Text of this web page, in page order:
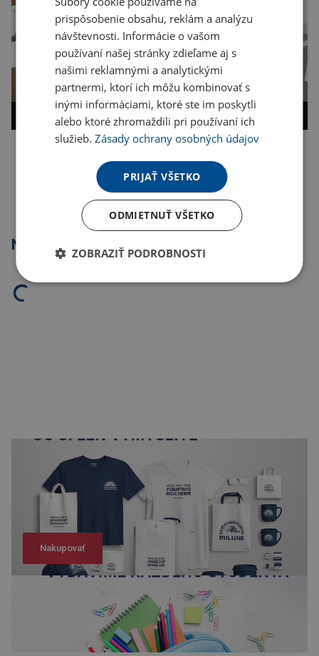
Kopírovať odkaz
Najpredávanejšie
Nakupovať
prispôsobenie obsahu, reklám a analýzu
návštevnosti. Informácie o vašom
používaní našej stránky zdieľame aj s
našimi reklamnými a analytickými
partnermi, ktorí ich môžu kombinovať s
inými informáciami, ktoré ste im poskytli
alebo ktoré zhromaždili pri používaní ich
služieb.Zásady ochrany osobných údajov
PRIJAŤ VŠETKO
ODMIETNUŤ VŠETKO
ZOBRAZIŤ PODROBNOSTI